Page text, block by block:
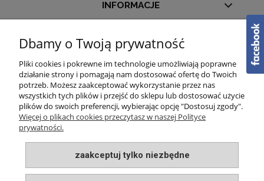
INFORMACJE
O NAS
pokaż pełną wersję strony
Dbamy o Twoją prywatność
Pliki cookies i pokrewne im technologie umożliwiają poprawne
działanie strony i pomagają nam dostosować ofertę do Twoich
potrzeb. Możesz zaakceptować wykorzystanie przez nas
wszystkich tych plików i przejść do sklepu lub dostosować użycie
plików do swoich preferencji, wybierając opcję "Dostosuj zgody".
Więcej o plikach cookies przeczytasz w naszej Polityce
prywatności.
zaakceptuj tylko niezbędne